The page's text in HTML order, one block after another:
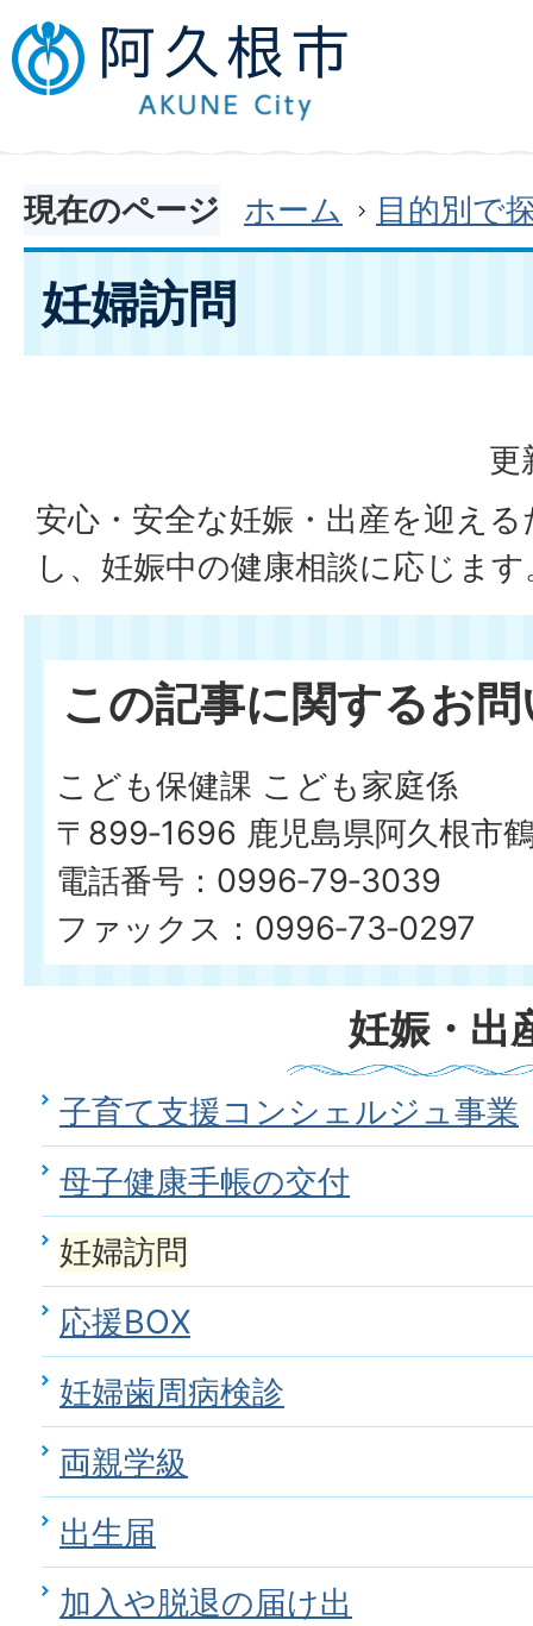
現在のページ ホーム 目的別で
妊婦訪問
更
安心・安全な妊娠・出産を迎え
し、妊娠中の健康相談に応じます
この記事に関するお
こども保健課 こども家庭係
〒899‐1696 鹿児島県阿久根市
電話番号：0996‐79‐3039
ファックス：0996‐73‐0297
妊娠・出
子育て支援コンシェルジュ事業
母子健康手帳の交付
妊婦訪問
応援BOX
妊婦歯周病検診
両親学級
出生届
加入や脱退の届け出